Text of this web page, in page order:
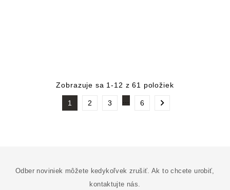
Zobrazuje sa 1-12 z 61 položiek
1 2 3 … 6 
Odber noviniek môžete kedykoľvek zrušiť. Ak to chcete urobiť,
kontaktujte nás.